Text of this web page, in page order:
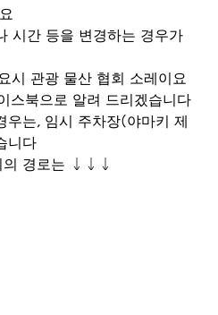
시간 등을 변경하는 경우가
시 관광 물산 협회 소레이요
스북으로 알려 드리겠습니다
는, 임시 주차장(야마키 제
니다
의 경로는 ↓↓↓